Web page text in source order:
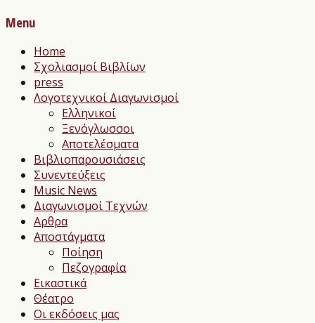
Menu
Home
Σχολιασμοί Βιβλίων
press
Λογοτεχνικοί Διαγωνισμοί
Ελληνικοί
Ξενόγλωσσοι
Αποτελέσματα
Βιβλιοπαρουσιάσεις
Συνεντεύξεις
Music News
Διαγωνισμοί Τεχνών
Αρθρα
Αποστάγματα
Ποίηση
Πεζογραφία
Εικαστικά
Θέατρο
Οι εκδόσεις μας